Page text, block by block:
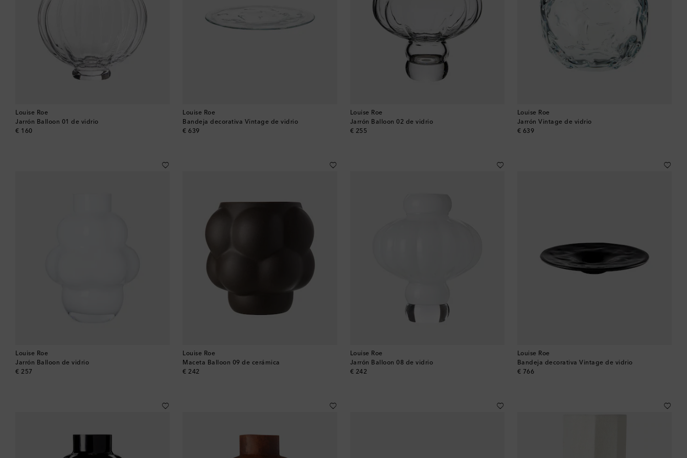
Louise Roe
Jarrón Balloon 01 de vidrio
€ 160
original price
Louise Roe
Bandeja decorativa Vintage de vidrio
€ 639
original price
Louise Roe
Jarrón Balloon 02 de vidrio
€ 255
original price
Louise Roe
Jarrón Vintage de vidrio
€ 639
original price
Louise Roe
Jarrón Balloon de vidrio
€ 257
original price
Louise Roe
Maceta Balloon 09 de cerámica
€ 242
original price
Louise Roe
Jarrón Balloon 08 de vidrio
€ 242
original price
Louise Roe
Bandeja decorativa Vintage de vidrio
€ 766
original price
Chipre